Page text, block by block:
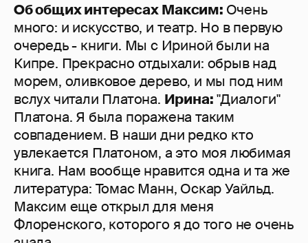
Об общих интересах Максим: Очень
много: и искусство, и театр. Но в первую
очередь - книги. Мы с Ириной были на
Кипре. Прекрасно отдыхали: обрыв над
морем, оливковое дерево, и мы под ним
вслух читали Платона. Ирина:"Диалоги"
Платона. Я была поражена таким
совпадением. В наши дни редко кто
увлекается Платоном, а это моя любимая
книга. Нам вообще нравится одна и та же
литература: Томас Манн, Оскар Уайльд.
Максим еще открыл для меня
Флоренского, которого я до того не очень